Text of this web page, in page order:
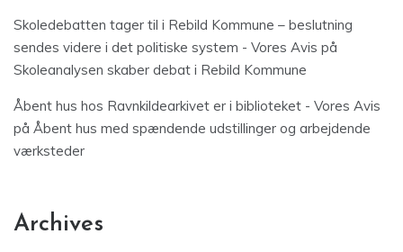
Skoledebatten tager til i Rebild Kommune – beslutning
sendes videre i det politiske system - Vores Avis på
Skoleanalysen skaber debat i Rebild Kommune
Åbent hus hos Ravnkildearkivet er i biblioteket - Vores Avis
på Åbent hus med spændende udstillinger og arbejdende
værksteder
Archives